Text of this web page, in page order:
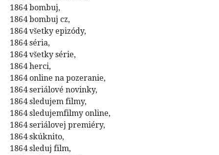
1864 bombuj,
1864 bombuj cz,
1864 všetky epizódy,
1864 séria,
1864 všetky série,
1864 herci,
1864 online na pozeranie,
1864 seriálové novinky,
1864 sledujem filmy,
1864 sledujemfilmy online,
1864 seriálovej premiéry,
1864 skúknito,
1864 sleduj film,